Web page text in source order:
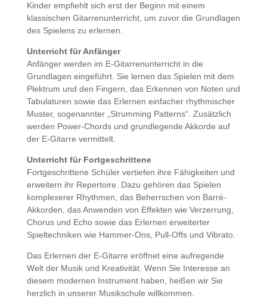
Kinder empfiehlt sich erst der Beginn mit einem
klassischen Gitarrenunterricht, um zuvor die Grundlagen
des Spielens zu erlernen.
Unterricht für Anfänger
Anfänger werden im E-Gitarrenunterricht in die
Grundlagen eingeführt. Sie lernen das Spielen mit dem
Plektrum und den Fingern, das Erkennen von Noten und
Tabulaturen sowie das Erlernen einfacher rhythmischer
Muster, sogenannter „Strumming Patterns“. Zusätzlich
werden Power-Chords und grundlegende Akkorde auf
der E-Gitarre vermittelt.
Unterricht für Fortgeschrittene
Fortgeschrittene Schüler vertiefen ihre Fähigkeiten und
erweitern ihr Repertoire. Dazu gehören das Spielen
komplexerer Rhythmen, das Beherrschen von Barré-
Akkorden, das Anwenden von Effekten wie Verzerrung,
Chorus und Echo sowie das Erlernen erweiterter
Spieltechniken wie Hammer-Ons, Pull-Offs und Vibrato.
Das Erlernen der E-Gitarre eröffnet eine aufregende
Welt der Musik und Kreativität. Wenn Sie Interesse an
diesem modernen Instrument haben, heißen wir Sie
herzlich in unserer Musikschule willkommen.